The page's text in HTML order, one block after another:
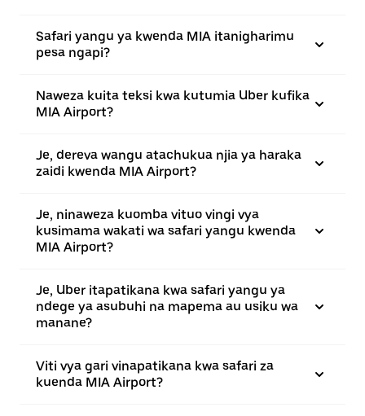
Safari yangu ya kwenda MIA itanigharimu
pesa ngapi?
Naweza kuita teksi kwa kutumia Uber kufika
MIA Airport?
Je, dereva wangu atachukua njia ya haraka
zaidi kwenda MIA Airport?
Je, ninaweza kuomba vituo vingi vya
kusimama wakati wa safari yangu kwenda
MIA Airport?
Je, Uber itapatikana kwa safari yangu ya
ndege ya asubuhi na mapema au usiku wa
manane?
Viti vya gari vinapatikana kwa safari za
kuenda MIA Airport?